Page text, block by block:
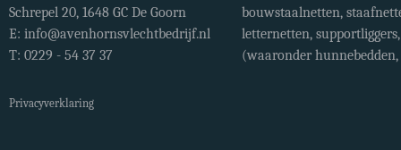
Schrepel 20, 1648 GC De Goorn
E: info@avenhornsvlechtbedrijf.nl
T: 0229 - 54 37 37
Privacyverklaring
bouwstaalnetten,
letternetten,
(waaronder